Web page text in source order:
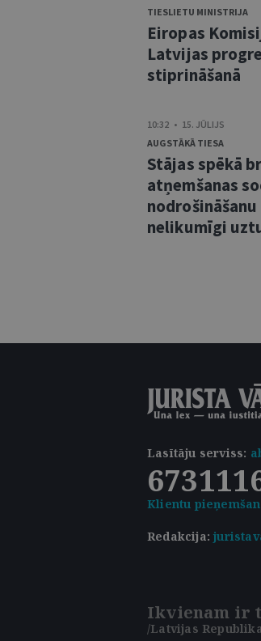
TIESLIETU MINISTRIJA
Eiropas
Latvijas
stiprināšanā
10:32 • 15. JŪLIJS
AUGSTĀKĀ TIESA
Stājas spēkā
atņemšanas
nelikumīgi
Lasītāju serviss:
Klientu
Redakcija:
Ikvienam ir
/Latvijas